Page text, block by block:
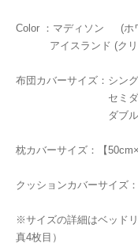
Color ：マディソン (ホ
アイスランド (クリー
布団カバーサイズ：シン
セミダブルサイ
ダブルサイズ
枕カバーサイズ：【
クッションカバーサイズ
※サイズの詳細はベッド
真4枚目）